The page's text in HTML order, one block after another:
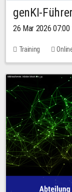
genKI-
26 Mar 2026
Training